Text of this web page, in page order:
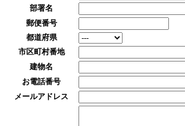
部署名
郵便番号
都道府県
市区町村番地
建物名
お電話番号
メールアドレス